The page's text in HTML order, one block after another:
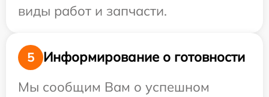
виды работ и запчасти.
5
Информирование о готовности
Мы сообщим Вам о успешном